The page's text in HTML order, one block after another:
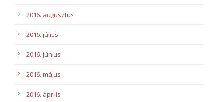
2016. augusztus
2016. július
2016. június
2016. május
2016. április